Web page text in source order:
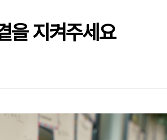
을 지켜주세요